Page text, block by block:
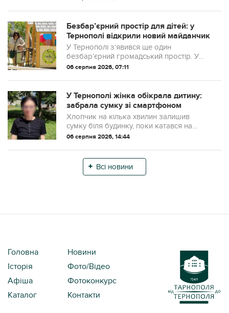
Бойка — мешканця села Слобідка, вихо...
Безбар’єрний простір для дітей: у
Тернополі відкрили новий майданчик
У Тернополі з’явився ще один
безбар’єрний громадський простір. У
парку «Здоров’я» на вулиці Волинській
майданчик, облаштований для
комфортного дозвілля ...
06 серпня 2026, 07:11
У Тернополі жінка обікрала дитину:
забрала сумку зі смартфоном
Хлопчик на кілька хвилин залишив
сумку біля будинку, поки катався на
велосипеді. Коли повернувся, речей уже
06 серпня 2026, 14:44
Всі новини
Головна
Новини
Історія
Фото/Відео
Афіша
Фотоконкурс
Каталог
Контакти